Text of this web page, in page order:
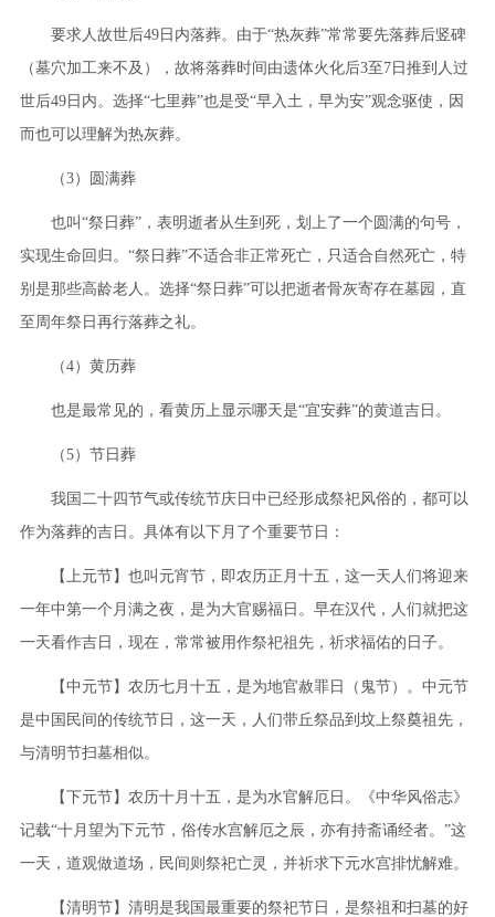
要求人故世后49日内落葬。由于“热灰葬”常常要先落葬后竖碑
（墓穴加工来不及），故将落葬时间由遗体火化后3至7日推到人过
世后49日内。选择“七里葬”也是受“早入土，早为安”观念驱使，因
而也可以理解为热灰葬。
（3）圆满葬
也叫“祭日葬”，表明逝者从生到死，划上了一个圆满的句号，
实现生命回归。“祭日葬”不适合非正常死亡，只适合自然死亡，特
别是那些高龄老人。选择“祭日葬”可以把逝者骨灰寄存在墓园，直
至周年祭日再行落葬之礼。
（4）黄历葬
也是最常见的，看黄历上显示哪天是“宜安葬”的黄道吉日。
（5）节日葬
我国二十四节气或传统节庆日中已经形成祭祀风俗的，都可以
作为落葬的吉日。具体有以下月了个重要节日：
【上元节】也叫元宵节，即农历正月十五，这一天人们将迎来
一年中第一个月满之夜，是为大官赐福日。早在汉代，人们就把这
一天看作吉日，现在，常常被用作祭祀祖先，祈求福佑的日子。
【中元节】农历七月十五，是为地官赦罪日（鬼节）。中元节
是中国民间的传统节日，这一天，人们带丘祭品到坟上祭奠祖先，
与清明节扫墓相似。
【下元节】农历十月十五，是为水官解厄日。《中华风俗志》
记载“十月望为下元节，俗传水宫解厄之辰，亦有持斋诵经者。”这
一天，道观做道场，民间则祭祀亡灵，并祈求下元水宫排忧解难。
【清明节】清明是我国最重要的祭祀节日，是祭祖和扫墓的好